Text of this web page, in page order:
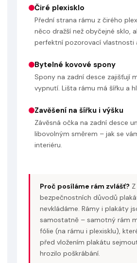
Čiré plexisklo
Přední strana rámu z čirého
něco dražší než obyčejné sklo,
perfektní pozorovací vlastnosti
Bytelné kovové spony
Spony na zadní desce zajišťují
vypnutí. Lišta rámu má šířku a
Zavěšení na šířku i výšku
Závěsná očka na zadní desce
libovolným směrem – jak se
interiéru.
Proč posíláme rám zvlášť? Z
bezpečnostních důvodů
nevkládáme. Rámy i plakáty
samostatně – samotný rám
fólie (na rámu i plexisklu),
před vložením plakátu
hrozilo poškrábání.